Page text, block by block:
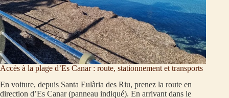
Accès à la plage d’Es Canar : route, stationnement et transports
En voiture, depuis Santa Eulària des Riu, prenez la route en
direction d’Es Canar (panneau indiqué). En arrivant dans le